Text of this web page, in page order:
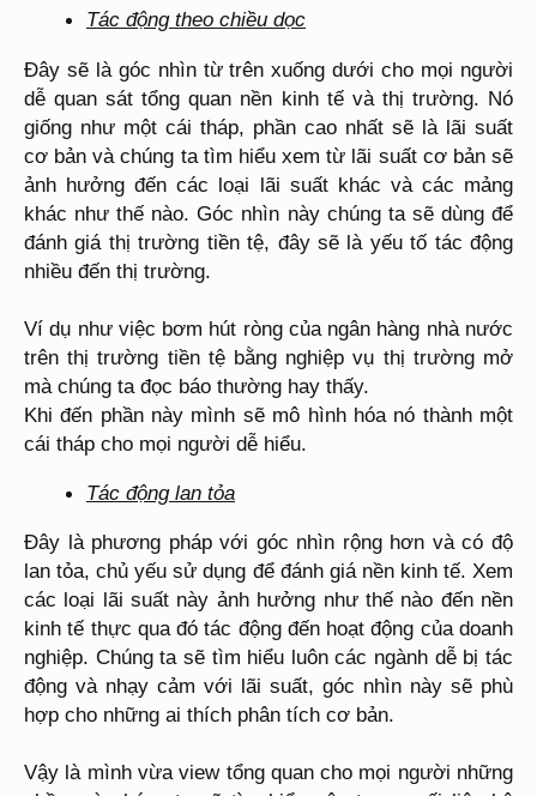
Tác động theo chiều dọc
Đây sẽ là góc nhìn từ trên xuống dưới cho mọi người
dễ quan sát tổng quan nền kinh tế và thị trường. Nó
giống như một cái tháp, phần cao nhất sẽ là lãi suất
cơ bản và chúng ta tìm hiểu xem từ lãi suất cơ bản sẽ
ảnh hưởng đến các loại lãi suất khác và các mảng
khác như thế nào. Góc nhìn này chúng ta sẽ dùng để
đánh giá thị trường tiền tệ, đây sẽ là yếu tố tác động
nhiều đến thị trường.
Ví dụ như việc bơm hút ròng của ngân hàng nhà nước
trên thị trường tiền tệ bằng nghiệp vụ thị trường mở
mà chúng ta đọc báo thường hay thấy.
Khi đến phần này mình sẽ mô hình hóa nó thành một
cái tháp cho mọi người dễ hiểu.
Tác động lan tỏa
Đây là phương pháp với góc nhìn rộng hơn và có độ
lan tỏa, chủ yếu sử dụng để đánh giá nền kinh tế. Xem
các loại lãi suất này ảnh hưởng như thế nào đến nền
kinh tế thực qua đó tác động đến hoạt động của doanh
nghiệp. Chúng ta sẽ tìm hiểu luôn các ngành dễ bị tác
động và nhạy cảm với lãi suất, góc nhìn này sẽ phù
hợp cho những ai thích phân tích cơ bản.
Vậy là mình vừa view tổng quan cho mọi người những